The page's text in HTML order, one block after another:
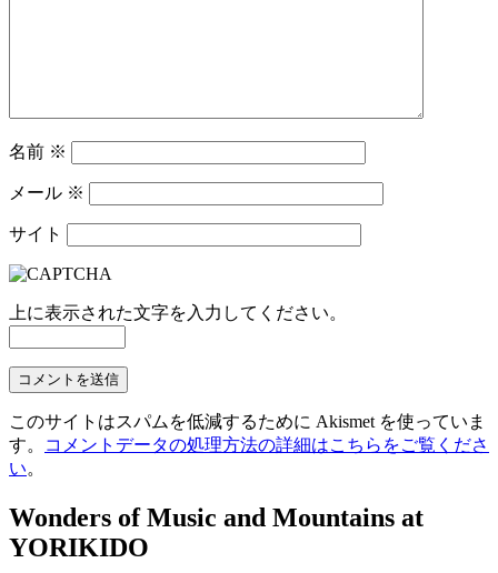
名前 ※
メール ※
サイト
上に表示された文字を入力してください。
このサイトはスパムを低減するために Akismet を使っていま
す。
コメントデータの処理方法の詳細はこちらをご覧くださ
い。
Wonders of Music and Mountains at
YORIKIDO